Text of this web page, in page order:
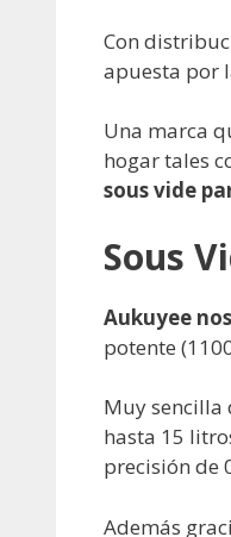
Con
apuesta por
Una marca
hogar tales
sous vide
Sous
Aukuyee
potente
Muy sencilla
hasta 15
precisión de
Además